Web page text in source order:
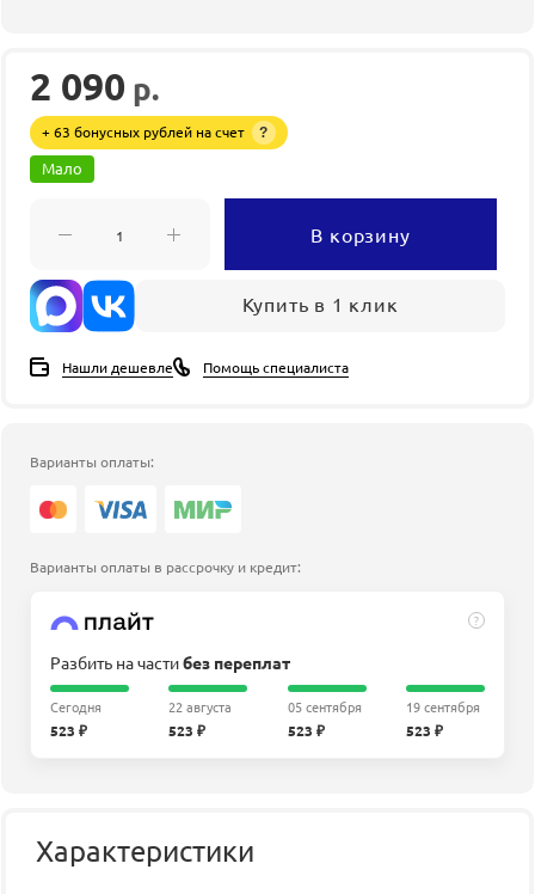
2 090 р.
+ 63 бонусных рублей на счет ?
Мало
В корзину
Купить в 1 клик
Нашли дешевле Помощь специалиста
Варианты оплаты:
Варианты оплаты в рассрочку и кредит:
?
Разбить на частибез переплат
Сегодня
523 ₽
22 августа
523 ₽
05 сентября
523 ₽
19 сентября
523 ₽
Характеристики